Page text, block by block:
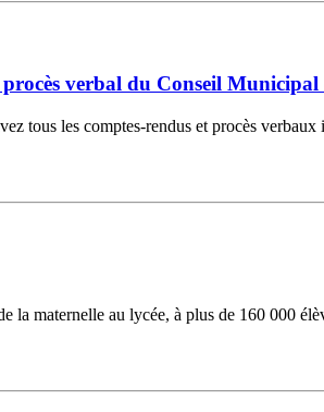
verbal du Conseil
tous les comptes-rendus et procès
maternelle au lycée, à plus de 160 000